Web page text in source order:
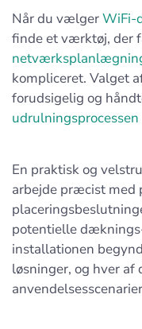
Når du vælgerWiFi-
finde et værktøj, der
kompliceret. Valget
forudsigelig og
udrulningsprocessen
En praktisk og
arbejde præcist med
potentielle
installationen
løsninger, og hver af